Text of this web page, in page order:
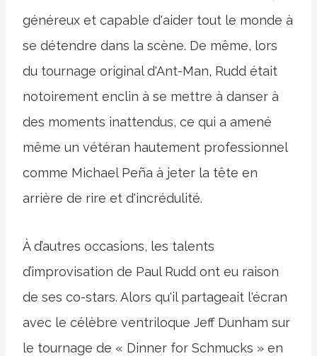
généreux et capable d'aider tout le monde à
se détendre dans la scène. De même, lors
du tournage original d'Ant-Man, Rudd était
notoirement enclin à se mettre à danser à
des moments inattendus, ce qui a amené
même un vétéran hautement professionnel
comme Michael Peña à jeter la tête en
arrière de rire et d'incrédulité.
À d’autres occasions, les talents
d’improvisation de Paul Rudd ont eu raison
de ses co-stars. Alors qu'il partageait l'écran
avec le célèbre ventriloque Jeff Dunham sur
le tournage de « Dinner for Schmucks » en